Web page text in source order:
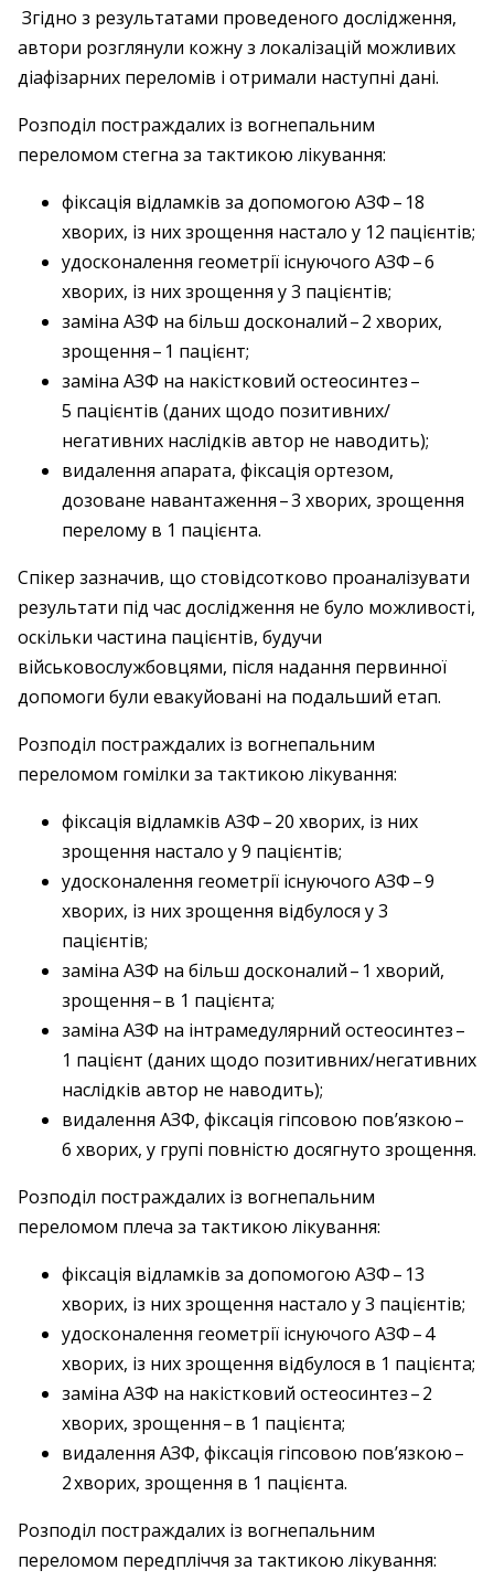
Згідно з результатами проведеного дослідження,
автори розглянули кожну з локалізацій можливих
діафізарних переломів і отримали наступні дані.
Розподіл постраждалих із вогнепальним
переломом стегна за тактикою лікування:
фіксація відламків за допомогою АЗФ – ​18
хворих, із них зрощення настало у 12 пацієнтів;
удосконалення геометрії існуючого АЗФ – ​6
хворих, із них зрощення у 3 пацієнтів;
заміна АЗФ на більш досконалий – ​2 хворих,
зрощення – ​1 пацієнт;
заміна АЗФ на накістковий остеосинтез – ​
5 пацієнтів (даних щодо позитивних/
негативних наслідків автор не наводить);
видалення апарата, фіксація ортезом,
дозоване навантаження – ​3 хворих, зрощення
перелому в 1 пацієнта.
Спікер зазначив, що стовідсотково проаналізувати
результати під час дослідження не було можливості,
оскільки частина пацієнтів, будучи
військовослужбовцями, після надання первинної
допомоги були евакуйовані на подальший етап.
Розподіл постраждалих із вогнепальним
переломом гомілки за тактикою лікування:
фіксація відламків АЗФ – ​20 хворих, із них
зрощення настало у 9 пацієнтів;
удосконалення геометрії існуючого АЗФ – ​9
хворих, із них зрощення відбулося у 3
пацієнтів;
заміна АЗФ на більш досконалий – ​1 хворий,
зрощення – ​в 1 пацієнта;
заміна АЗФ на інтрамедулярний остеосинтез – ​
1 пацієнт (даних щодо позитивних/негативних
наслідків автор не наводить);
видалення АЗФ, фіксація гіпсовою пов’язкою – ​
6 хворих, у групі повністю досягнуто зрощення.
Розподіл постраждалих із вогнепальним
переломом плеча за тактикою лікування:
фіксація відламків за допомогою АЗФ – ​13
хворих, із них зрощення настало у 3 пацієнтів;
удосконалення геометрії існуючого АЗФ – ​4
хворих, із них зрощення відбулося в 1 пацієнта;
заміна АЗФ на накістковий остеосинтез – ​2
хворих, зрощення – ​в 1 пацієнта;
видалення АЗФ, фіксація гіпсовою пов’язкою – ​
2 хворих, зрощення в 1 пацієнта.
Розподіл постраждалих із вогнепальним
переломом передпліччя за тактикою лікування: